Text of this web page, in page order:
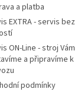
a platba
EXTRA - servis bez
ON-Line - stroj Vám
a připravíme k
podmínky